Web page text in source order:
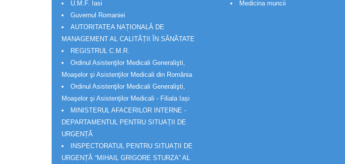
U.M.F. Iasi
Guvernul Romaniei
AUTORITATEA NAȚIONALĂ DE
MANAGEMENT AL CALITĂȚII ÎN SĂNĂTATE
REGISTRUL C.M.R.
Ordinul Asistenţilor Medicali Generalişti,
Moaşelor şi Asistenţilor Medicali din România
Ordinul Asistenţilor Medicali Generalişti,
Moaşelor şi Asistenţilor Medicali - Filiala Iași
MINISTERUL AFACERILOR INTERNE -
DEPARTAMENTUL PENTRU SITUAȚII DE
URGENȚĂ
INSPECTORATUL PENTRU SITUAȚII DE
URGENȚĂ “MIHAIL GRIGORE STURZA” AL
Medicina muncii